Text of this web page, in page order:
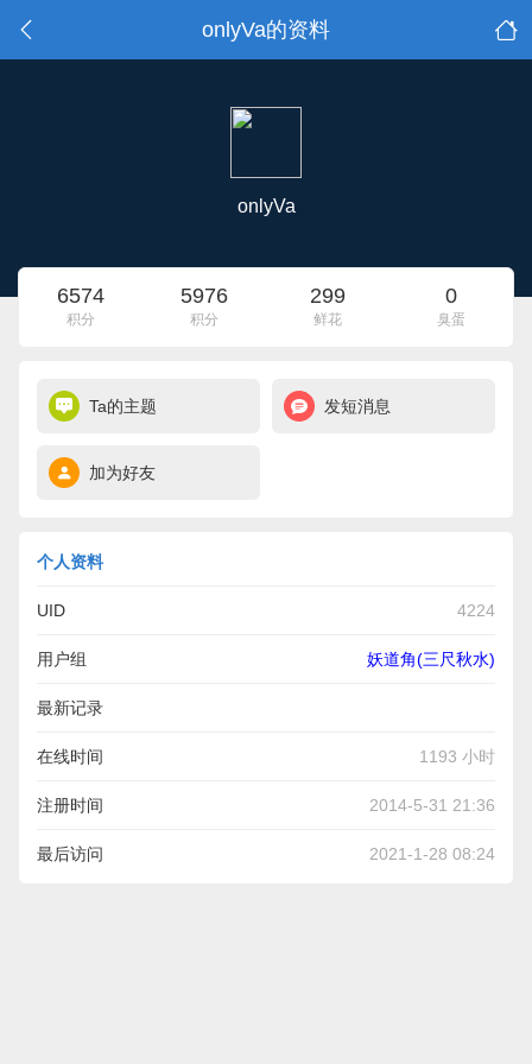
onlyVa的资料
onlyVa
6574
积分
5976
积分
299
鲜花
0
臭蛋
Ta的主题 发短消息
加为好友
个人资料
UID 4224
用户组 妖道角(三尺秋水)
最新记录
【回眸】张涵雅
http://hi.baidu.com/troygaga/item/ac83c0dd301c139833db90b5
【蓦然回首落花成诗
在线时间 1193 小时
注册时间 2014-5-31 21:36
最后访问 2021-1-28 08:24